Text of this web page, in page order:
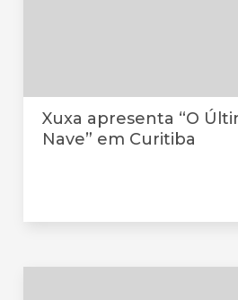
Xuxa apresenta “O
Nave” em Curitiba